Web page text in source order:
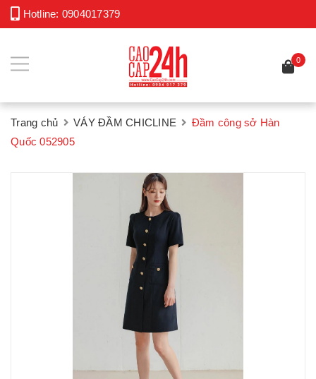
Hotline: 0904017379
0
Trang chủ VÁY ĐẦM CHICLINE
Đầm công sở Hàn
Quốc 052905